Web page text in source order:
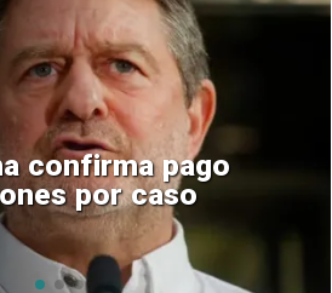
Andes Norte
por riesgos